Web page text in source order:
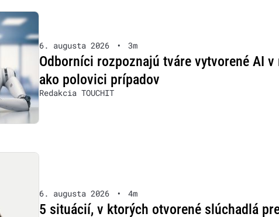
6. augusta 2026 • 3m
Odborníci rozpoznajú tváre vytvorené AI v
ako polovici prípadov
Redakcia TOUCHIT
6. augusta 2026 • 4m
5 situácií, v ktorých otvorené slúchadlá